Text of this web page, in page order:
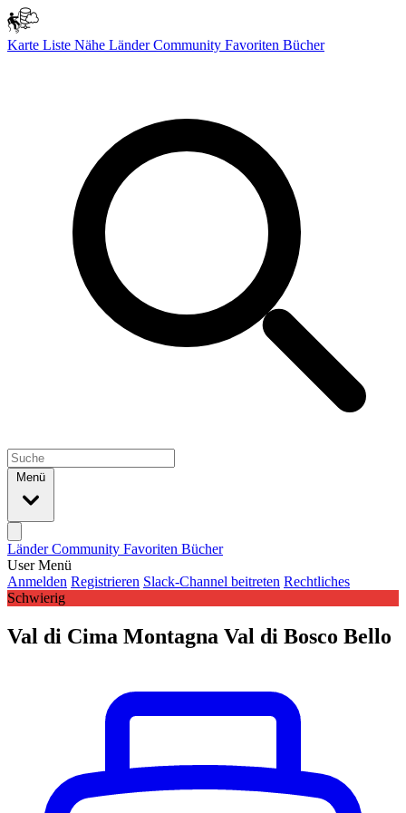
Karte Liste Nähe LänderCommunity Favoriten Bücher
Menü
LänderCommunity Favoriten Bücher
User Menü
Anmelden Registrieren Slack-Channel beitreten Rechtliches
Schwierig
Val di Cima Montagna Val di Bosco Bello